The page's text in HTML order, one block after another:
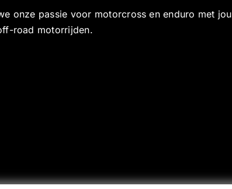
onze passie voor motorcross en enduro met jou
road motorrijden.